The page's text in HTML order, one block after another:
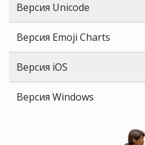
Версия Unicode
Версия Emoji Charts
Версия iOS
Версия Windows